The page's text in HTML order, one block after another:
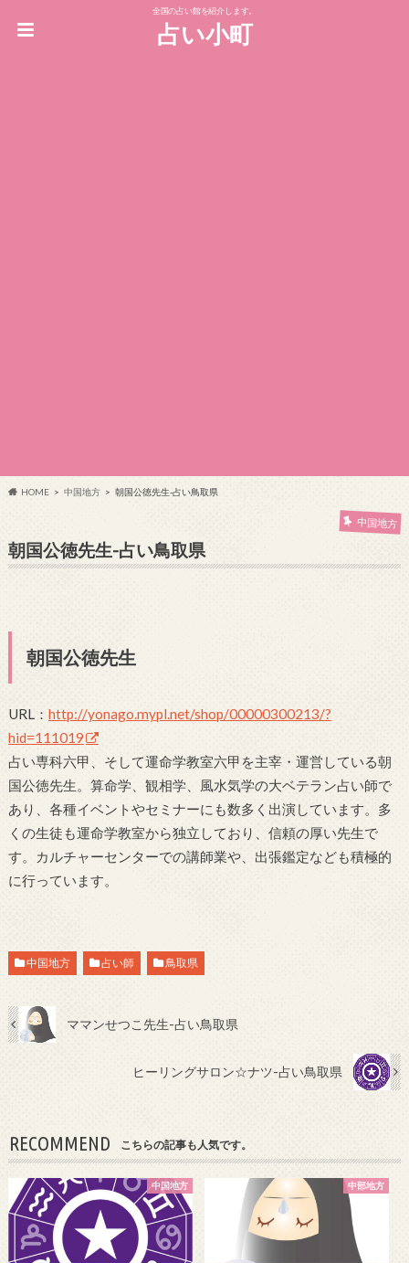
全国の占い館を紹介します。
占い小町
HOME 中国地方 朝国公徳先生-占い鳥取県
中国地方
朝国公徳先生-占い鳥取県
朝国公徳先生
URL： http://yonago.mypl.net/shop/00000300213/?
hid=111019
占い専科六甲、そして運命学教室六甲を主宰・運営している朝
国公徳先生。算命学、観相学、風水気学の大ベテラン占い師で
あり、各種イベントやセミナーにも数多く出演しています。多
くの生徒も運命学教室から独立しており、信頼の厚い先生で
す。カルチャーセンターでの講師業や、出張鑑定なども積極的
に行っています。
中国地方 占い師 鳥取県
ママンせつこ先生-占い鳥取県
ヒーリングサロン☆ナツ-占い鳥取県
RECOMMEND こちらの記事も人気です。
中国地方 中部地方